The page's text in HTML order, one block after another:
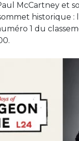
McCartney et
historique :
1 du